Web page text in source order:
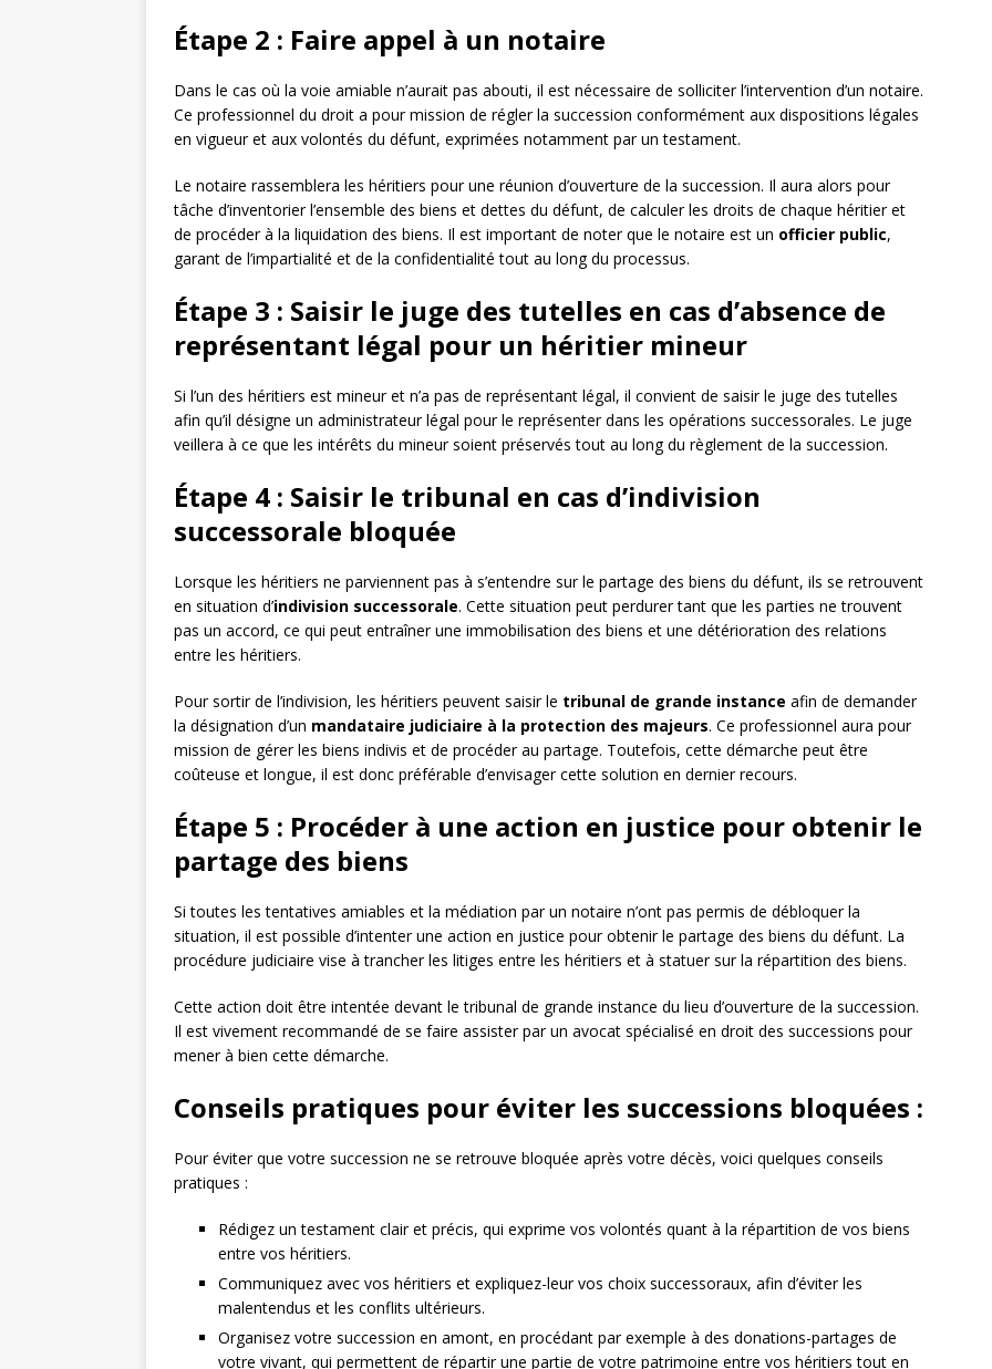
Étape 2 : Faire appel à un notaire
Dans le cas où la voie amiable n’aurait pas abouti, il est nécessaire de solliciter l’intervention d’un notaire.
Ce professionnel du droit a pour mission de régler la succession conformément aux dispositions légales
en vigueur et aux volontés du défunt, exprimées notamment par un testament.
Le notaire rassemblera les héritiers pour une réunion d’ouverture de la succession. Il aura alors pour
tâche d’inventorier l’ensemble des biens et dettes du défunt, de calculer les droits de chaque héritier et
de procéder à la liquidation des biens. Il est important de noter que le notaire est un officier public,
garant de l’impartialité et de la confidentialité tout au long du processus.
Étape 3 : Saisir le juge des tutelles en cas d’absence de
représentant légal pour un héritier mineur
Si l’un des héritiers est mineur et n’a pas de représentant légal, il convient de saisir le juge des tutelles
afin qu’il désigne un administrateur légal pour le représenter dans les opérations successorales. Le juge
veillera à ce que les intérêts du mineur soient préservés tout au long du règlement de la succession.
Étape 4 : Saisir le tribunal en cas d’indivision
successorale bloquée
Lorsque les héritiers ne parviennent pas à s’entendre sur le partage des biens du défunt, ils se retrouvent
en situation d’indivision successorale. Cette situation peut perdurer tant que les parties ne trouvent
pas un accord, ce qui peut entraîner une immobilisation des biens et une détérioration des relations
entre les héritiers.
Pour sortir de l’indivision, les héritiers peuvent saisir le tribunal de grande instance afin de demander
la désignation d’un mandataire judiciaire à la protection des majeurs. Ce professionnel aura pour
mission de gérer les biens indivis et de procéder au partage. Toutefois, cette démarche peut être
coûteuse et longue, il est donc préférable d’envisager cette solution en dernier recours.
Étape 5 : Procéder à une action en justice pour obtenir le
partage des biens
Si toutes les tentatives amiables et la médiation par un notaire n’ont pas permis de débloquer la
situation, il est possible d’intenter une action en justice pour obtenir le partage des biens du défunt. La
procédure judiciaire vise à trancher les litiges entre les héritiers et à statuer sur la répartition des biens.
Cette action doit être intentée devant le tribunal de grande instance du lieu d’ouverture de la succession.
Il est vivement recommandé de se faire assister par un avocat spécialisé en droit des successions pour
mener à bien cette démarche.
Conseils pratiques pour éviter les successions bloquées :
Pour éviter que votre succession ne se retrouve bloquée après votre décès, voici quelques conseils
pratiques :
Rédigez un testament clair et précis, qui exprime vos volontés quant à la répartition de vos biens
entre vos héritiers.
Communiquez avec vos héritiers et expliquez-leur vos choix successoraux, afin d’éviter les
malentendus et les conflits ultérieurs.
Organisez votre succession en amont, en procédant par exemple à des donations-partages de
votre vivant, qui permettent de répartir une partie de votre patrimoine entre vos héritiers tout en